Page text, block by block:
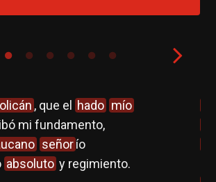
, que el hado mío
mi fundamento,
señorío
absoluto y regimiento.